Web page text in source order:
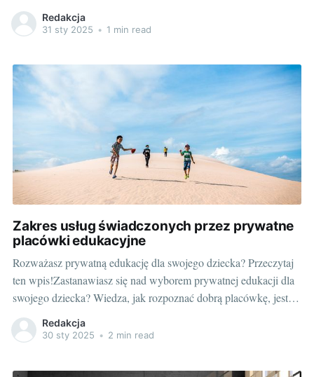
oficjalnie staje się częścią społeczności kościelnej. Ważną rolę
podczas tej uroczystości pełni również strój. Wybierając ubrania
Redakcja
31 sty 2025 • 1 min read
Zakres usług świadczonych przez prywatne
placówki edukacyjne
Rozważasz prywatną edukację dla swojego dziecka? Przeczytaj
ten wpis!Zastanawiasz się nad wyborem prywatnej edukacji dla
swojego dziecka? Wiedza, jak rozpoznać dobrą placówkę, jest
kluczowa. Przyjrzyjmy się bliżej, dlaczego rodzice decydują się
na prywatne placówki i jak zorientować się w ich ofercie.
najważniejszym powodem
Redakcja
30 sty 2025 • 2 min read